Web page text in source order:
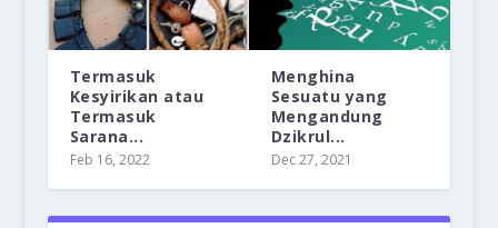
Termasuk
Kesyirikan atau
Termasuk
Sarana...
Feb 16, 2022
Menghina
Sesuatu yang
Mengandung
Dzikrul...
Dec 27, 2021